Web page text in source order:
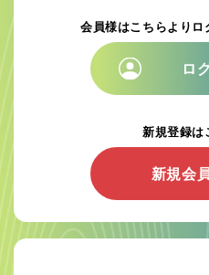
会員様はこちらよりロ
ロ
新規登録は
新規会